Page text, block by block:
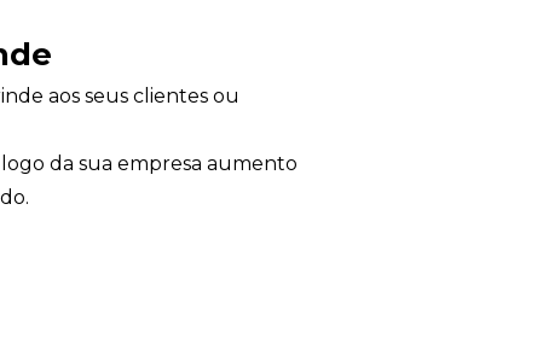
aos seus clientes ou
da sua empresa aumento